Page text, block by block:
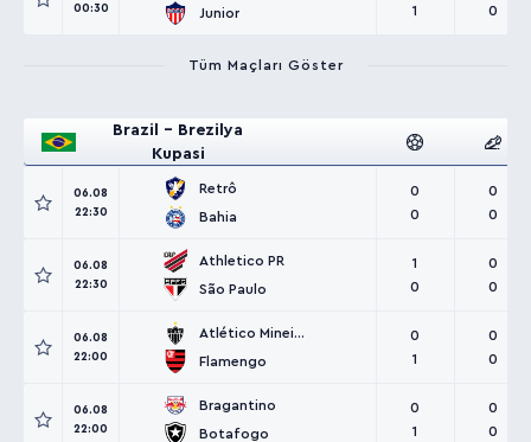
00:30
Junior
1
0
Tüm Maçları Göster
Brazil - Brezilya
Kupasi
06.08
22:30
Retrô
Bahia
0
0
0
0
06.08
22:30
Athletico PR
São Paulo
1
0
0
0
06.08
22:00
Atlético Mineiro
Flamengo
0
1
0
0
06.08
22:00
Bragantino
Botafogo
0
1
0
0